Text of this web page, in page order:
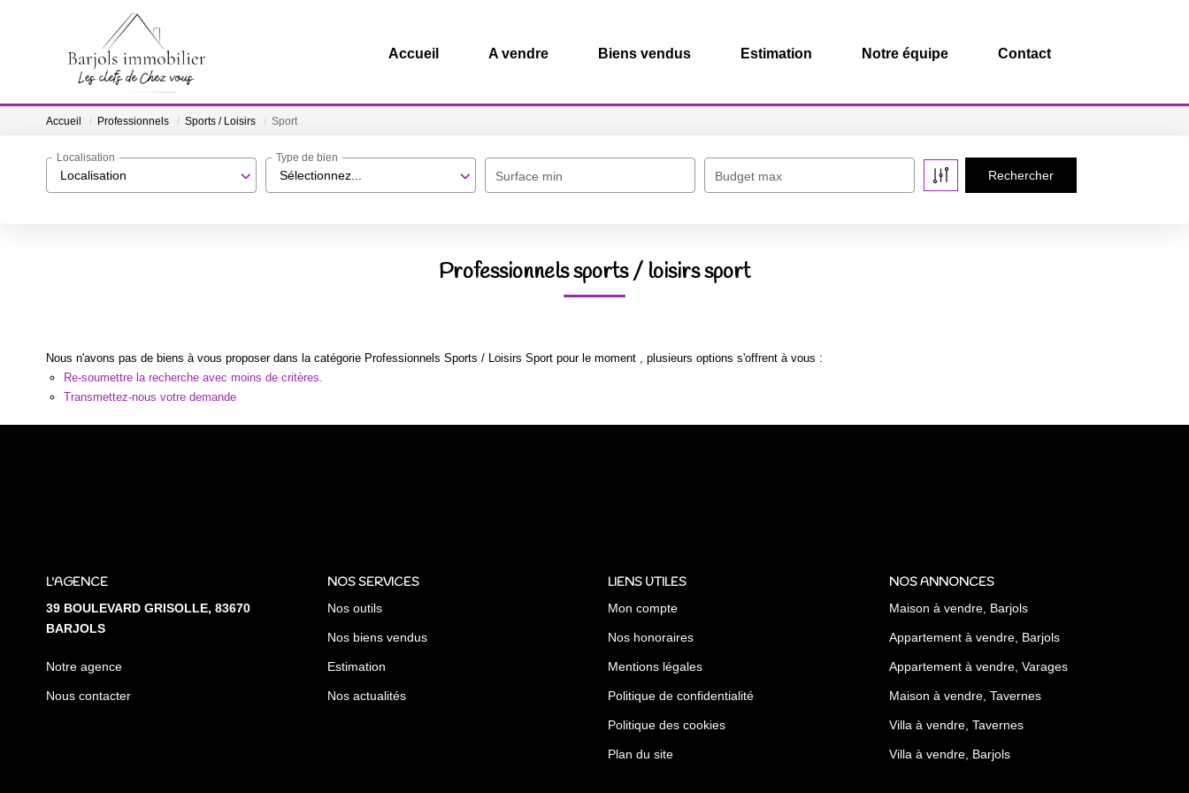
Accueil A vendre Biens vendus Estimation Notre équipe Contact
Accueil Professionnels Sports / Loisirs Sport
Localisation
Localisation
Sélectionnez...
Type de bien
Surface min Budget max
Professionnels sports / loisirs sport
Nous n'avons pas de biens à vous proposer dans la catégorie Professionnels Sports / Loisirs Sport pour le moment , plusieurs options s'offrent à vous :
Re-soumettre la recherche avec moins de critères.
Transmettez-nous votre demande
L'AGENCE
39 BOULEVARD GRISOLLE, 83670
BARJOLS
Notre agence
Nous contacter
NOS SERVICES
Nos outils
Nos biens vendus
Estimation
Nos actualités
LIENS UTILES
Mon compte
Nos honoraires
Mentions légales
Politique de confidentialité
Politique des cookies
Plan du site
NOS ANNONCES
Maison à vendre, Barjols
Appartement à vendre, Barjols
Appartement à vendre, Varages
Maison à vendre, Tavernes
Villa à vendre, Tavernes
Villa à vendre, Barjols